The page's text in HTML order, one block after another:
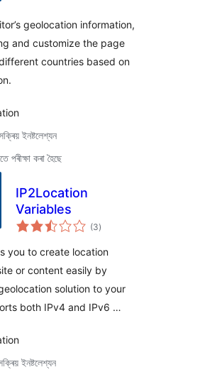
geolocation information,
and customize the page
countries based on
ইনষ্টলেশ্যন
পৰীক্ষা কৰা হৈছে
IP2Location
Variables
(3টা
মুঠ)
you to create location
or content easily by
solution to your
both IPv4 and IPv6 …
ইনষ্টলেশ্যন